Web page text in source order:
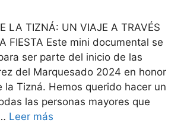
LA TIZNÁ: UN VIAJE A TRAVÉS
FIESTA Este mini documental se
ser parte del inicio de las
del Marquesado 2024 en honor
la Tizná. Hemos querido hacer un
las personas mayores que
Leer más